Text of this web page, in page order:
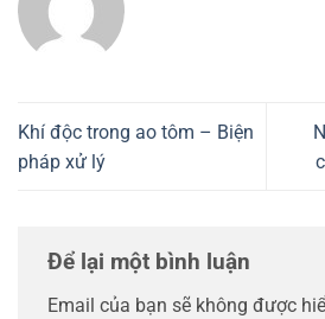
Khí độc trong ao tôm – Biện
pháp xử lý
Để lại một bình luận
Email của bạn sẽ không được